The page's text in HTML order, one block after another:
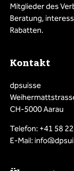
Mitglieder des
Beratung,
Rabatten.
Kontakt
dpsuisse
CH-5000 Aarau
Telefon: +41 58
E-Mail: